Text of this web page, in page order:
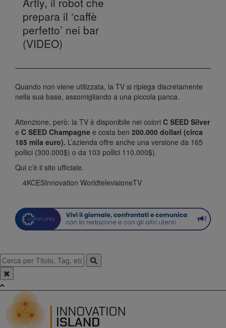
prepara il ‘caffè
perfetto’ nei bar
(VIDEO)
Quando non viene utilizzata, la TV si ripiega discretamente
nella sua base, assomigliando a una piccola panca.
Attenzione, però: la TV è disponibile nei colori C SEED Silver
e C SEED Champagne e costa ben 200.000 dollari (circa
185 mila euro). L’azienda offre anche una versione da 165
pollici (300.000$) o da 103 pollici 110.000$).
Qui c’è il sito ufficiale.
4KCESInnovation WorldtelevisioneTV